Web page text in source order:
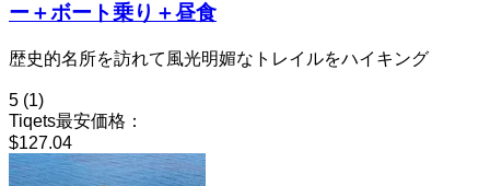
ー＋ボート乗り＋昼食
歴史的名所を訪れて風光明媚なトレイルをハイキング
5 (1)
Tiqets最安価格：
$127.04